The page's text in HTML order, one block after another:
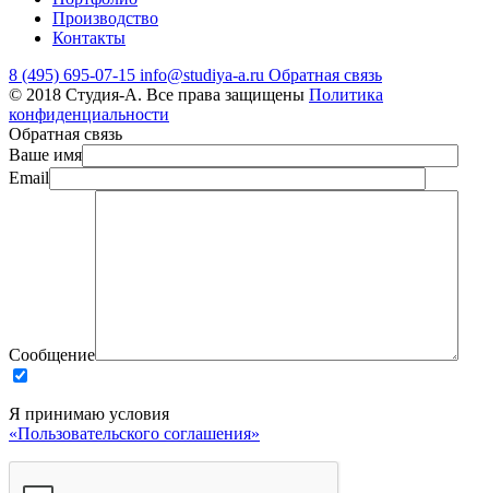
Производство
Контакты
8 (495) 695-07-15 info@studiya-a.ru Обратная связь
© 2018 Студия-А. Все права защищены Политика
конфиденциальности
Обратная связь
Ваше имя
Email
Сообщение
Я принимаю условия
«Пользовательского соглашения»